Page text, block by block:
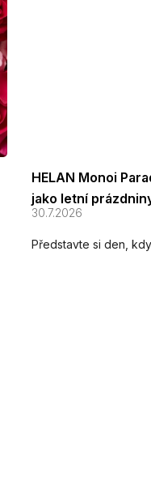
HELAN Monoi
jako letní
30.7.2026
Představte si den,